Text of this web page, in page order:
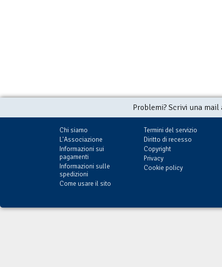
Problemi? Scrivi una
Chi siamo
L'Associazione
Informazioni sui
pagamenti
Informazioni sulle
spedizioni
Come usare il sito
Termini del servizio
Diritto di recesso
Copyright
Privacy
Cookie policy